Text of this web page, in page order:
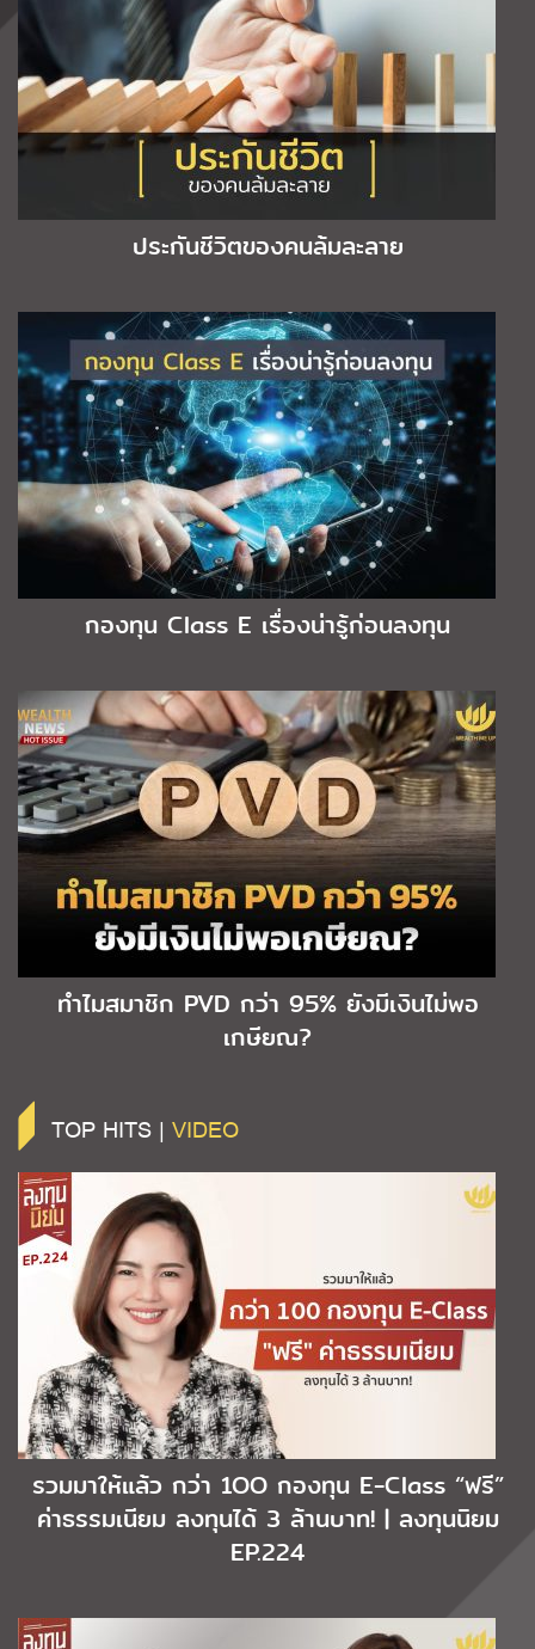
ประกันชีวิตของคนล้มละลาย
กองทุน Class E เรื่องน่ารู้ก่อนลงทุน
ทำไมสมาชิก PVD กว่า 95% ยังมีเงินไม่พอ
เกษียณ?
TOP HITS | VIDEO
รวมมาให้แล้ว กว่า 1OO กองทุน E-Class “ฟรี”
ค่าธรรมเนียม ลงทุนได้ 3 ล้านบาท! | ลงทุนนิยม
EP.224